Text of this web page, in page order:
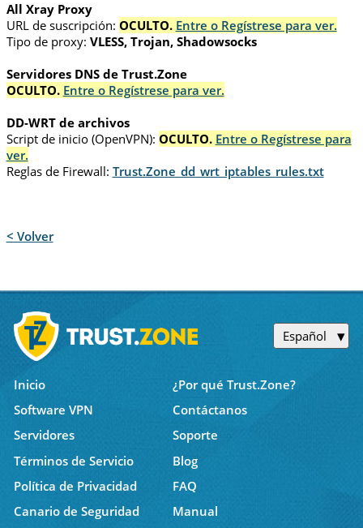
All Xray Proxy
URL de suscripción: OCULTO. Entre o Regístrese para ver.
Tipo de proxy: VLESS, Trojan, Shadowsocks
Servidores DNS de Trust.Zone
OCULTO. Entre o Regístrese para ver.
DD-WRT de archivos
Script de inicio (OpenVPN): OCULTO. Entre o Regístrese para
ver.
Reglas de Firewall: Trust.Zone_dd_wrt_iptables_rules.txt
< Volver
Español
Inicio
¿Por qué Trust.Zone?
Software VPN
Contáctanos
Servidores
Soporte
Términos de Servicio
Blog
Política de Privacidad
FAQ
Canario de Seguridad
Manual